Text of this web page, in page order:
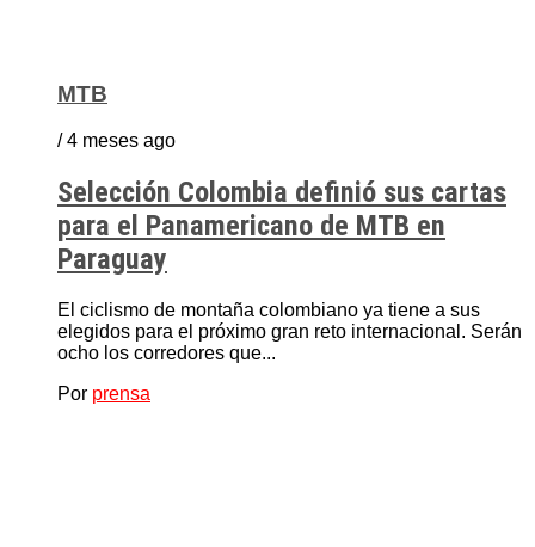
MTB
/ 4 meses ago
Selección Colombia definió sus cartas
para el Panamericano de MTB en
Paraguay
El ciclismo de montaña colombiano ya tiene a sus
elegidos para el próximo gran reto internacional. Serán
ocho los corredores que...
Por prensa